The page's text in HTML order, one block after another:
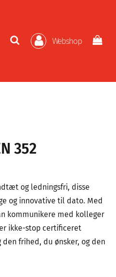
Webshop
352
og ledningsfri, disse
og innovative til dato. Med
kommunikere med kolleger
ikke-stop certificeret
den frihed, du ønsker, og den